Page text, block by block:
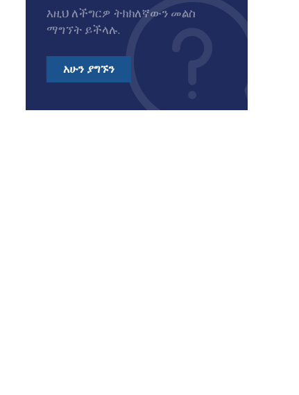
እዚህ ለችግርዎ ትክክለኛውን መልስ
ማግኘት ይችላሉ.
አሁን ያግኙን